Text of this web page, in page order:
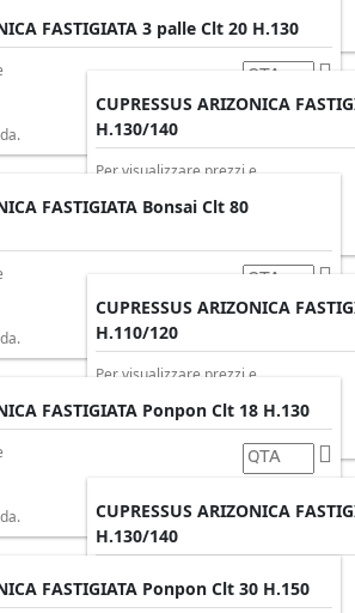
utenti abilitati dall'azienda.
FASTIGIATA 3 palle Clt 20 H.130
CUPRESSUS ARIZONICA
H.130/140
Per visualizzare prezzi e
autenticarsi ed essere
FASTIGIATA Bonsai Clt 80
CUPRESSUS ARIZONICA
H.110/120
Per visualizzare prezzi e
autenticarsi ed essere
utenti abilitati dall'azienda.
FASTIGIATA Ponpon Clt 18 H.130
CUPRESSUS ARIZONICA
H.130/140
Per visualizzare prezzi e
quantità è necessario
FASTIGIATA Ponpon Clt 30 H.150